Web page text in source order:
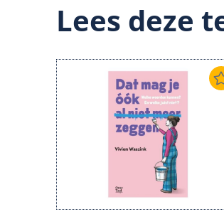
Lees deze